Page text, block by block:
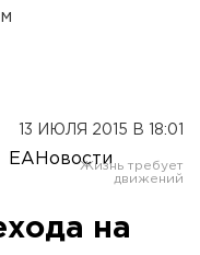
13 ИЮЛЯ 2015 В 18:01
ЕАНовости
на